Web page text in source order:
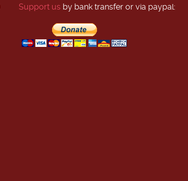
Support us by bank transfer or via paypal: